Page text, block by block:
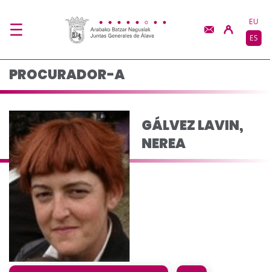
GÁLVEZ LAVIN,
EU
ES
PROCURADOR-A
GÁLVEZ LAVIN,
NEREA